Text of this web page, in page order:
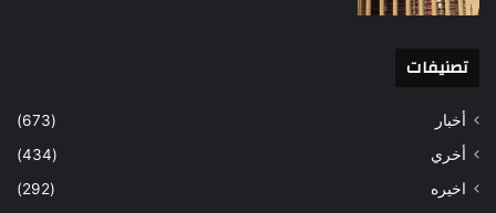
تصنيفات
أخبار
(673)
أخري
(434)
اخيره
(292)